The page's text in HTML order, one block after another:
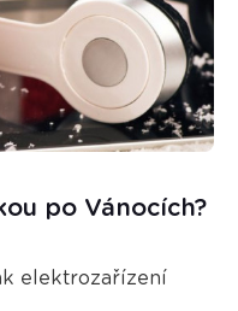
po Vánocích?
elektrozařízení